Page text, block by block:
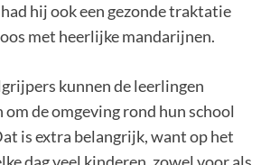
hij ook een gezonde traktatie
met heerlijke mandarijnen.
kunnen de leerlingen
de omgeving rond hun school
is extra belangrijk, want op het